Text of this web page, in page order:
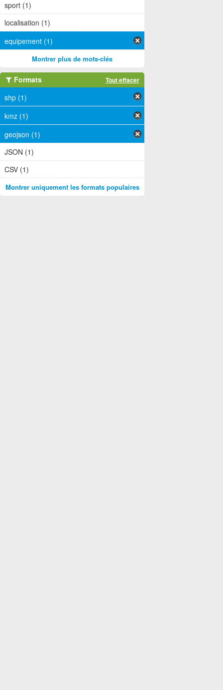
sport (1)
localisation (1)
equipement (1)
Montrer plus de mots-clés
Formats Tout effacer
shp (1)
kmz (1)
geojson (1)
JSON (1)
CSV (1)
Montrer uniquement les formats populaires